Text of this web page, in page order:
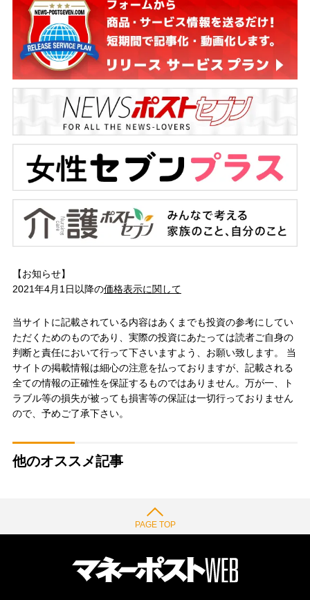
【お知らせ】
2021年4月1日以降の価格表示に関して
当サイトに記載されている内容はあくまでも投資の参考にしてい
ただくためのものであり、実際の投資にあたっては読者ご自身の
判断と責任において行って下さいますよう、お願い致します。 当
サイトの掲載情報は細心の注意を払っておりますが、記載される
全ての情報の正確性を保証するものではありません。万が一、ト
ラブル等の損失が被っても損害等の保証は一切行っておりません
ので、予めご了承下さい。
他のオススメ記事
PAGE TOP